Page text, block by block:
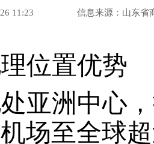
11:23 信息来源：山东省
位置优势
亚洲中心
场至全球